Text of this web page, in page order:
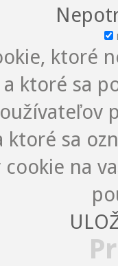
ktoré
ktoré sa
ktoré sa
na